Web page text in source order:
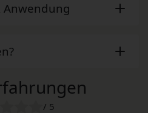
Anwendung
/ 5